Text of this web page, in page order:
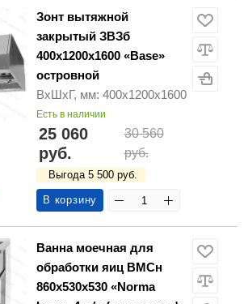
Зонт вытяжной
закрытый ЗВЗб
400х1200х1600 «Base»
островной
ВхШхГ, мм: 400х1200х1600
Есть в наличии
25 060
руб.
30 560
руб.
Выгода 5 500 руб.
В корзину
Ванна моечная для
обработки яиц ВМСн
860х530х530 «Norma